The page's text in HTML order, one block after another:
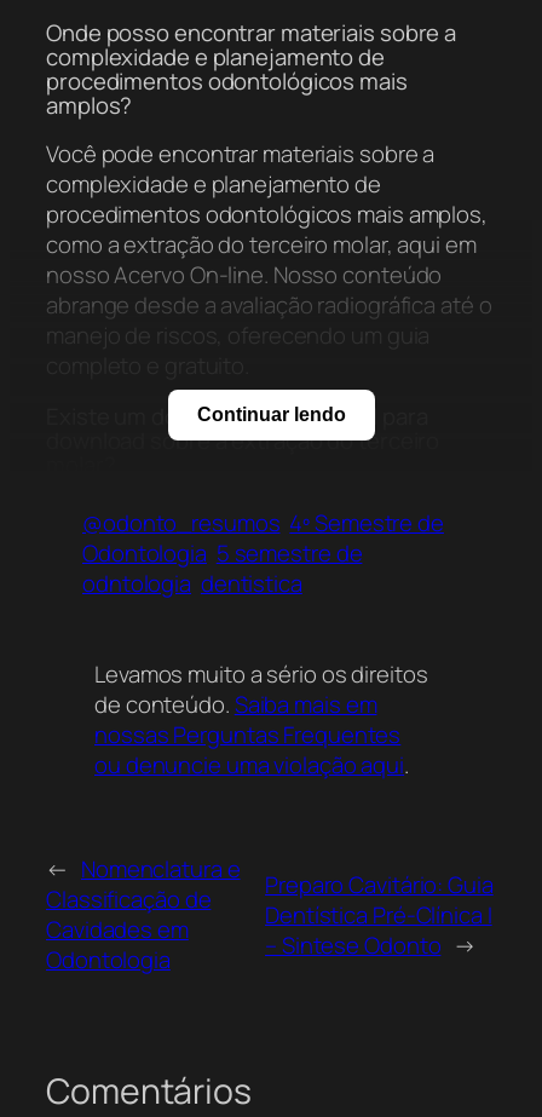
Onde posso encontrar materiais sobre a
complexidade e planejamento de
procedimentos odontológicos mais
amplos?
Você pode encontrar materiais sobre a
complexidade e planejamento de
procedimentos odontológicos mais amplos,
como a extração do terceiro molar, aqui em
nosso Acervo On-line. Nosso conteúdo
abrange desde a avaliação radiográfica até o
manejo de riscos, oferecendo um guia
Existe um documento disponível para
download sobre a extração do terceiro
Sim, um documento detalhado sobre o
planejamento dentístico para a extração do
terceiro molar está disponível para download
gratuito em nosso Acervo On-line. Este guia
tornar seus procedimentos mais seguros e
eficazes.
Continuar lendo
@odonto_resumos 4º Semestre de
Odontologia 5 semestre de
odntologia dentistica
Levamos muito a sério os direitos
de conteúdo.Saiba mais em
nossas Perguntas Frequentes
ou denuncie uma violação aqui.
← Nomenclatura e
Classificação de
Cavidades em
Odontologia
Preparo Cavitário: Guia
Dentística Pré-Clínica I
– Sintese Odonto →
Comentários